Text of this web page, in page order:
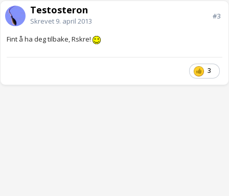
Testosteron
Skrevet 9. april 2013
#3
Fint å ha deg tilbake, Rskre!
3